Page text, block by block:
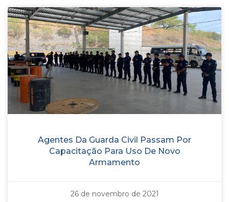
Agentes Da Guarda Civil Passam Por
Capacitação Para Uso De Novo
Armamento
26 de novembro de 2021